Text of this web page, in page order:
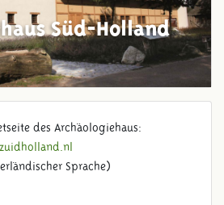
Süd-Holland
des Archäologiehaus:
Sprache)